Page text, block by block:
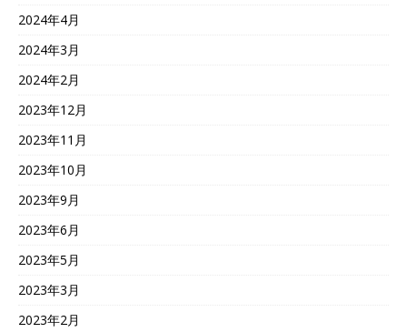
2024年4月
2024年3月
2024年2月
2023年12月
2023年11月
2023年10月
2023年9月
2023年6月
2023年5月
2023年3月
2023年2月